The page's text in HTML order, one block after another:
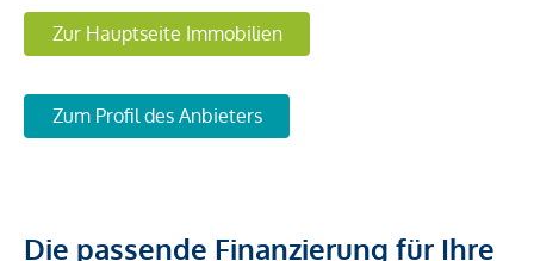
Zur Hauptseite Immobilien
Zum Profil des Anbieters
Die passende Finanzierung für Ihre